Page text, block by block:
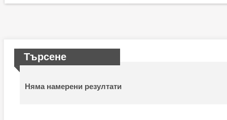
Търсене
Няма намерени резултати